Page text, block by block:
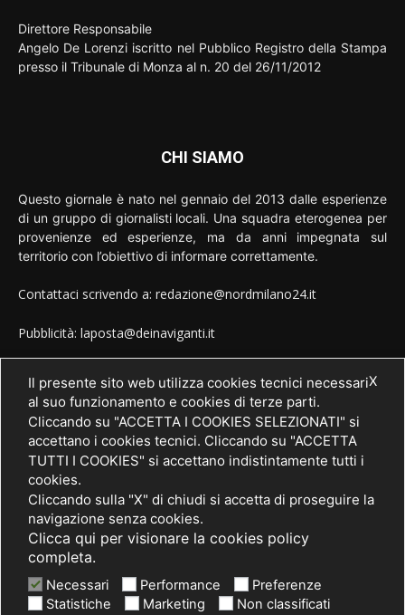
Direttore Responsabile
Angelo De Lorenzi iscritto nel Pubblico Registro della Stampa
presso il Tribunale di Monza al n. 20 del 26/11/2012
CHI SIAMO
Questo giornale è nato nel gennaio del 2013 dalle esperienze
di un gruppo di giornalisti locali. Una squadra eterogenea per
provenienze ed esperienze, ma da anni impegnata sul
territorio con l’obiettivo di informare correttamente.
Contattaci scrivendo a: redazione@nordmilano24.it
Pubblicità: laposta@deinaviganti.it
SEGUICI
X
Il presente sito web utilizza cookies tecnici necessari
al suo funzionamento e cookies di terze parti.
Cliccando su "ACCETTA I COOKIES SELEZIONATI" si
accettano i cookies tecnici. Cliccando su "ACCETTA
TUTTI I COOKIES" si accettano indistintamente tutti i
cookies.
Cliccando sulla "X" di chiudi si accetta di proseguire la
navigazione senza cookies.
Clicca qui per visionare la cookies policy
completa.
Necessari Performance
Preferenze
Statistiche
Marketing Non classificati